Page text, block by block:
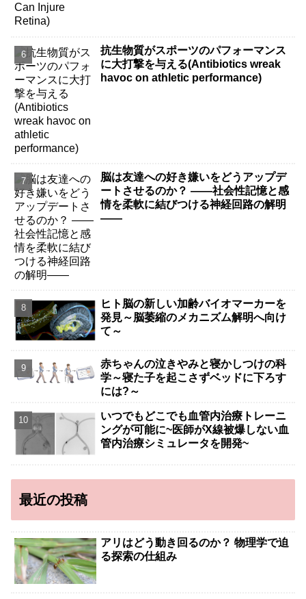
抗生物質がスポーツのパフォーマンス
に大打撃を与える(Antibiotics wreak
havoc on athletic performance)
脳は友達への好き嫌いをどうアップデ
ートさせるのか？ ――社会性記憶と感
情を柔軟に結びつける神経回路の解明
――
ヒト脳の新しい加齢バイオマーカーを
発見～脳萎縮のメカニズム解明へ向け
て～
赤ちゃんの泣きやみと寝かしつけの科
学～寝た子を起こさずベッドに下ろす
には?～
いつでもどこでも血管内治療トレーニ
ングが可能に~医師がX線被爆しない血
管内治療シミュレータを開発~
最近の投稿
アリはどう動き回るのか？ 物理学で迫
る探索の仕組み